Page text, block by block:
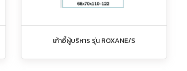
เก้าอี้ผู้บริหาร รุ่น ROXANE/S